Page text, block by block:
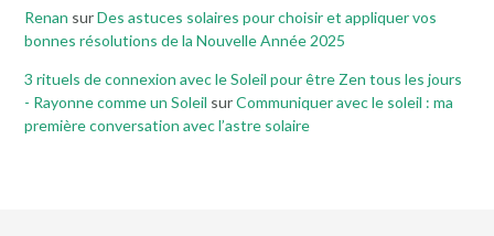
Renan surDes astuces solaires pour choisir et appliquer vos
bonnes résolutions de la Nouvelle Année 2025
3 rituels de connexion avec le Soleil pour être Zen tous les jours
- Rayonne comme un Soleil surCommuniquer avec le soleil : ma
première conversation avec l’astre solaire